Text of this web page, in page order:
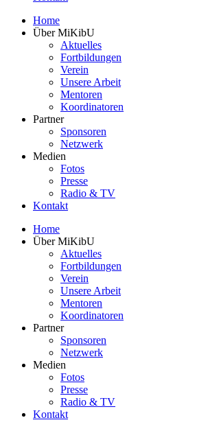
Home
Über MiKibU
Aktuelles
Fortbildungen
Verein
Unsere Arbeit
Mentoren
Koordinatoren
Partner
Sponsoren
Netzwerk
Medien
Fotos
Presse
Radio & TV
Kontakt
Home
Über MiKibU
Aktuelles
Fortbildungen
Verein
Unsere Arbeit
Mentoren
Koordinatoren
Partner
Sponsoren
Netzwerk
Medien
Fotos
Presse
Radio & TV
Kontakt